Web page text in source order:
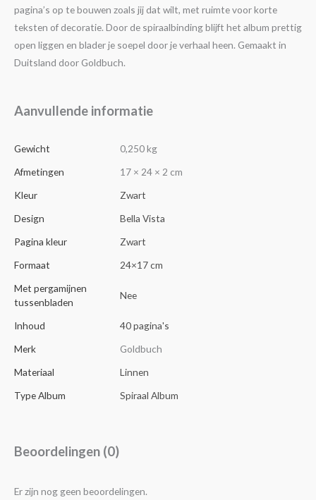
pagina’s op te bouwen zoals jij dat wilt, met ruimte voor korte
teksten of decoratie. Door de spiraalbinding blijft het album prettig
open liggen en blader je soepel door je verhaal heen. Gemaakt in
Duitsland door Goldbuch.
Aanvullende informatie
Gewicht
0,250 kg
Afmetingen
17 × 24 × 2 cm
Kleur
Zwart
Design
Bella Vista
Pagina kleur
Zwart
Formaat
24×17 cm
Met pergamijnen
tussenbladen
Nee
Inhoud
40 pagina's
Merk
Goldbuch
Materiaal
Linnen
Type Album
Spiraal Album
Beoordelingen (0)
Er zijn nog geen beoordelingen.